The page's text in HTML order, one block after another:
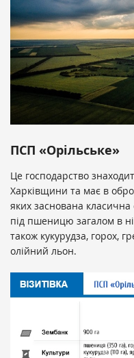
ПСП «Орільське»
Це господарство
Харківщини та має в
яких заснована класична
під пшеницю загалом в
також кукурудза, горох,
олійний льон.